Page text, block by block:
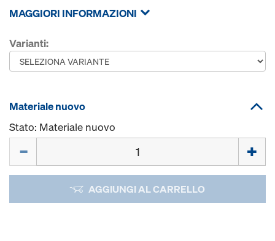
MAGGIORI INFORMAZIONI
Varianti:
Materiale nuovo
Stato: Materiale nuovo
AGGIUNGI AL CARRELLO